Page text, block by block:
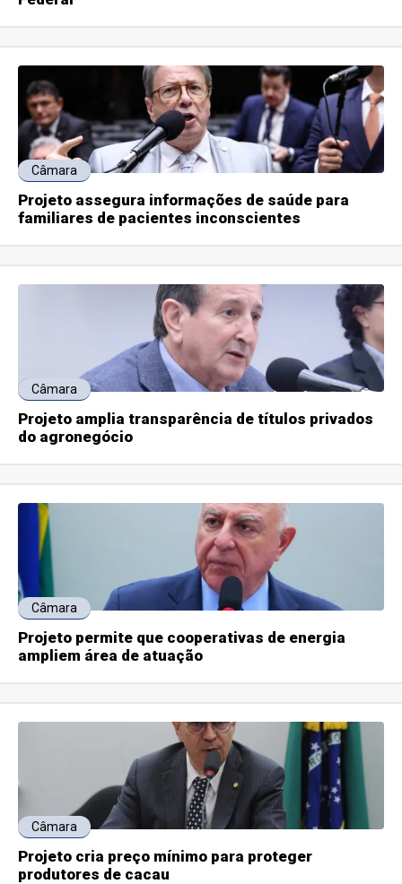
Câmara
Projeto assegura informações de saúde para
familiares de pacientes inconscientes
Câmara
Projeto amplia transparência de títulos privados
do agronegócio
Câmara
Projeto permite que cooperativas de energia
ampliem área de atuação
Câmara
Projeto cria preço mínimo para proteger
produtores de cacau